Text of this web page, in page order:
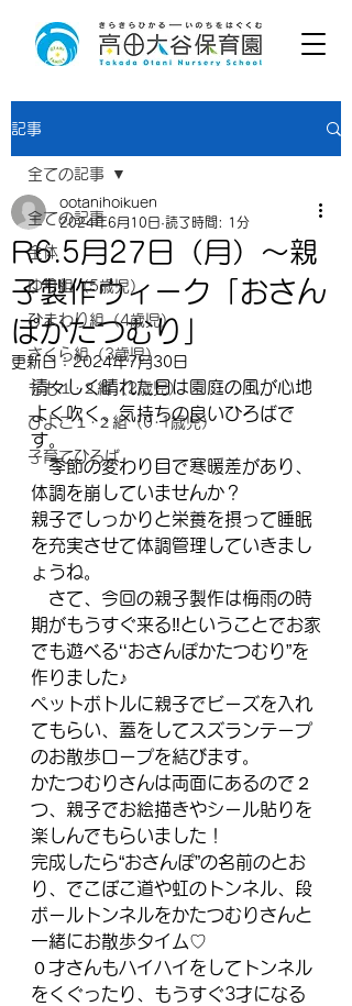
記事
全ての記事
全体
ゆり組（5歳児）
ひまわり組（4歳児）
さくら組（3歳児）
もも１･２組（2歳児）
ひよこ１･２組（0･1歳児）
子育てひろば
全ての記事
R6.5月27日（月）～親
子製作ウィーク「おさん
ぽかたつむり」
ootanihoikuen
2024年6月10日 読了時間: 1分
更新日：2024年7月30日
清々しく晴れた日は園庭の風が心地
よく吹く、気持ちの良いひろばで
す。
季節の変わり目で寒暖差があり、
体調を崩していませんか？
親子でしっかりと栄養を摂って睡眠
を充実させて体調管理していきまし
ょうね。
さて、今回の親子製作は梅雨の時
期がもうすぐ来る‼ということでお家
でも遊べる‘‘おさんぽかたつむり”を
作りました♪
ペットボトルに親子でビーズを入れ
てもらい、蓋をしてスズランテープ
のお散歩ロープを結びます。
かたつむりさんは両面にあるので２
つ、親子でお絵描きやシール貼りを
楽しんでもらいました！
完成したら“おさんぽ”の名前のとお
り、でこぼこ道や虹のトンネル、段
ボールトンネルをかたつむりさんと
一緒にお散歩タイム♡
０才さんもハイハイをしてトンネル
をくぐったり、もうすぐ3才になる